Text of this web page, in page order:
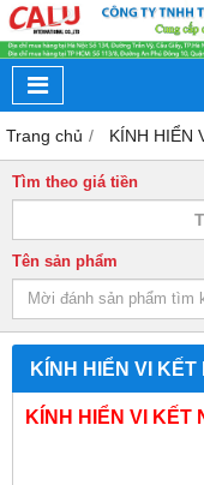
Trang chủ KÍNH HIỂN
Tìm theo giá tiền
Tên sản phẩm
KÍNH HIỂN VI KẾT
KÍNH HIỂN VI KẾT